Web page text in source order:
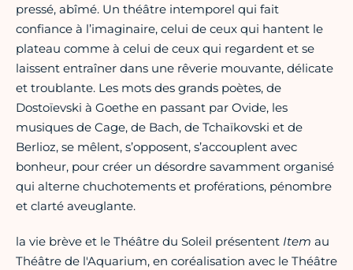
pressé, abîmé. Un théâtre intemporel qui fait
confiance à l’imaginaire, celui de ceux qui hantent le
plateau comme à celui de ceux qui regardent et se
laissent entraîner dans une rêverie mouvante, délicate
et troublante. Les mots des grands poètes, de
Dostoïevski à Goethe en passant par Ovide, les
musiques de Cage, de Bach, de Tchaïkovski et de
Berlioz, se mêlent, s’opposent, s’accouplent avec
bonheur, pour créer un désordre savamment organisé
qui alterne chuchotements et proférations, pénombre
et clarté aveuglante.
la vie brève et le Théâtre du Soleil présentent Item au
Théâtre de l'Aquarium, en coréalisation avec le Théâtre